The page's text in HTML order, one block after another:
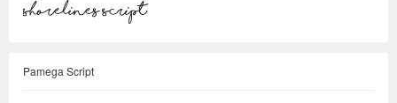
Pamega Script